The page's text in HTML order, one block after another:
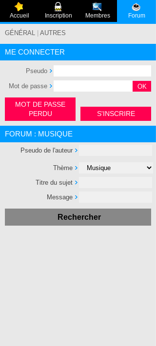
Accueil Inscription Membres Forum
GÉNÉRAL AUTRES
ME CONNECTER
Pseudo
Mot de passe
MOT DE PASSE
PERDU
S'INSCRIRE
FORUM : MUSIQUE
Pseudo de l'auteur
Thème
Titre du sujet
Message